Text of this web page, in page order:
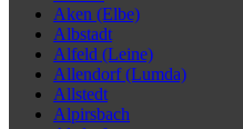
Aken (Elbe)
Albstadt
Alfeld (Leine)
Allendorf (Lumda)
Allstedt
Alpirsbach